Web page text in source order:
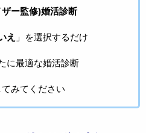
ー監修)婚活診断
え 」を選択するだけ
に最適な婚活診断
みてください